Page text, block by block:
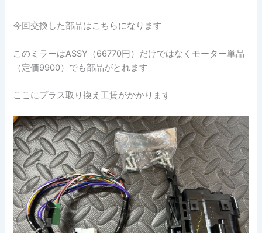
今回交換した部品はこちらになります
このミラーはASSY（66770円）だけではなくモーター単品
（定価9900）でも部品がとれます
ここにプラス取り換え工賃がかかります